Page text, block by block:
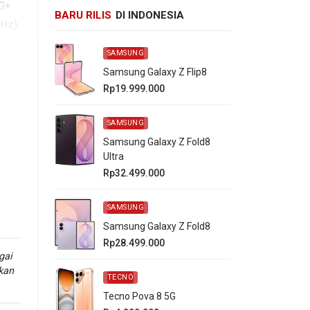
BARU RILIS DI INDONESIA
SAMSUNG
Samsung Galaxy Z Flip8
Rp19.999.000
SAMSUNG
Samsung Galaxy Z Fold8
Ultra
Rp32.499.000
SAMSUNG
Samsung Galaxy Z Fold8
Rp28.499.000
TECNO
Tecno Pova 8 5G